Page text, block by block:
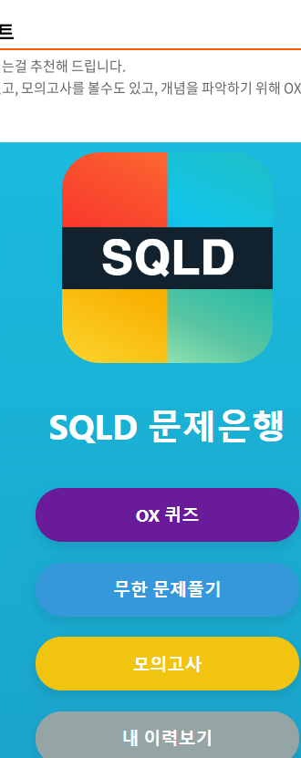
걸 추천해 드립니다.
, 모의고사를 볼수도 있고, 개념을 파악하기 위해